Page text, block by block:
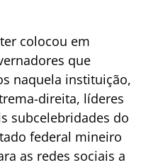
colocou em
que
naquela instituição,
direita, líderes
subcelebridades do
federal mineiro
as redes sociais a